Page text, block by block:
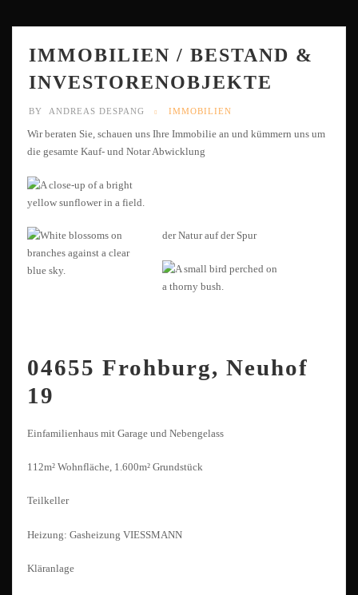
IMMOBILIEN / BESTAND &
INVESTORENOBJEKTE
BY ANDREAS DESPANG IMMOBILIEN
Wir beraten Sie, schauen uns Ihre Immobilie an und kümmern uns um
die gesamte Kauf- und Notar Abwicklung
der Natur auf der Spur
04655 Frohburg, Neuhof
19
Einfamilienhaus mit Garage und Nebengelass
112m² Wohnfläche, 1.600m² Grundstück
Teilkeller
Heizung: Gasheizung VIESSMANN
Kläranlage